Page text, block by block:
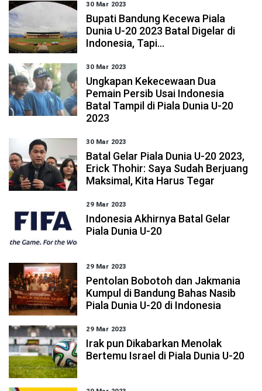
30 Mar 2023
Bupati Bandung Kecewa Piala
Dunia U-20 2023 Batal Digelar di
Indonesia, Tapi...
30 Mar 2023
Ungkapan Kekecewaan Dua
Pemain Persib Usai Indonesia
Batal Tampil di Piala Dunia U-20
2023
30 Mar 2023
Batal Gelar Piala Dunia U-20 2023,
Erick Thohir: Saya Sudah Berjuang
Maksimal, Kita Harus Tegar
29 Mar 2023
Indonesia Akhirnya Batal Gelar
Piala Dunia U-20
29 Mar 2023
Pentolan Bobotoh dan Jakmania
Kumpul di Bandung Bahas Nasib
Piala Dunia U-20 di Indonesia
29 Mar 2023
Irak pun Dikabarkan Menolak
Bertemu Israel di Piala Dunia U-20